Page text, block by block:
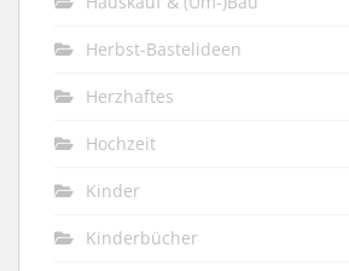
Herbst-Bastelideen
Herzhaftes
Hochzeit
Kinder
Kinderbücher